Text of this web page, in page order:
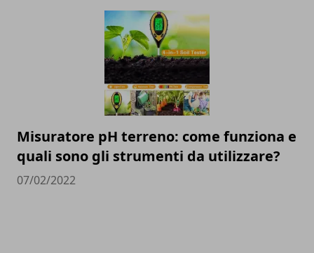
Misuratore pH terreno: come funziona e
quali sono gli strumenti da utilizzare?
07/02/2022